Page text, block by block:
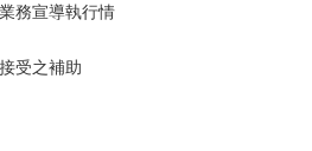
務宣導執行情
受之補助